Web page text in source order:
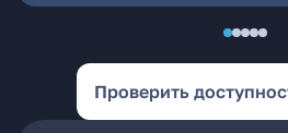
Проверить